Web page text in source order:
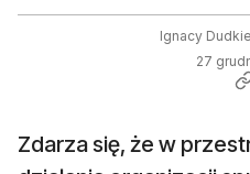
Ignacy
27
Zdarza się, że w